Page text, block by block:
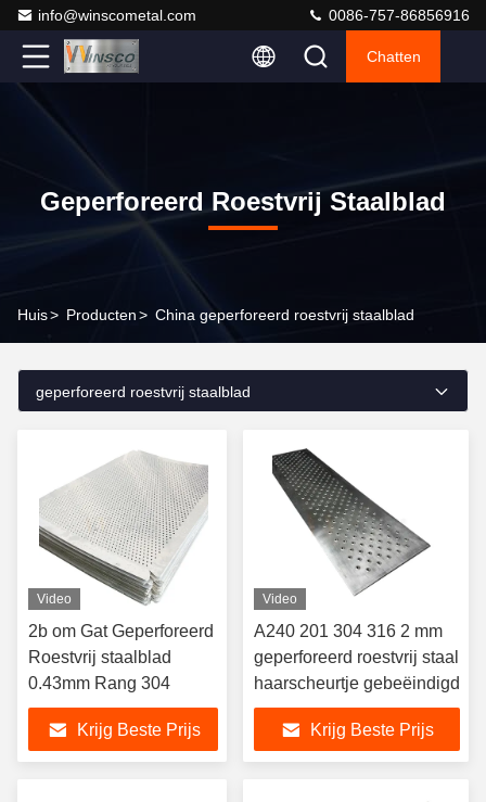
info@winscometal.com 0086-757-86856916
Chatten
Geperforeerd Roestvrij Staalblad
Huis> Producten> China geperforeerd roestvrij staalblad
geperforeerd roestvrij staalblad
Video
2b om Gat Geperforeerd
Roestvrij staalblad
0.43mm Rang 304
Krijg Beste Prijs
Video
A240 201 304 316 2 mm
geperforeerd roestvrij staal
haarscheurtje gebeëindigd
Krijg Beste Prijs